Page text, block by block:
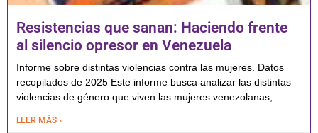
Resistencias que sanan: Haciendo frente
al silencio opresor en Venezuela
Informe sobre distintas violencias contra las mujeres. Datos
recopilados de 2025 Este informe busca analizar las distintas
violencias de género que viven las mujeres venezolanas,
LEER MÁS »